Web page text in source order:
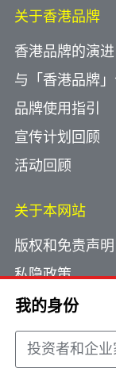
我的身份
投资者和企业
2026年7月24日
全球知名攀登
山地运动版图
2026年7月22日
程，创机遇」
2026年7月17日
创新科技及工
港启航：内地
讲致辞（只有中
关于香港品牌
香港品牌的演进
与「香港品牌
品牌使用指引
宣传计划回顾
活动回顾
关于本网站
版权和免责声明
私隐政策
使用小型文字档
网页指南
联络我们